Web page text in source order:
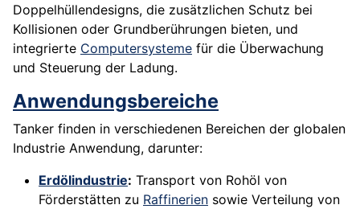
Doppelhüllendesigns, die zusätzlichen Schutz bei
Kollisionen oder Grundberührungen bieten, und
integrierte Computersysteme für die Überwachung
und Steuerung der Ladung.
Anwendungsbereiche
Tanker finden in verschiedenen Bereichen der globalen
Industrie Anwendung, darunter:
Erdölindustrie: Transport von Rohöl von
Förderstätten zu Raffinerien sowie Verteilung von